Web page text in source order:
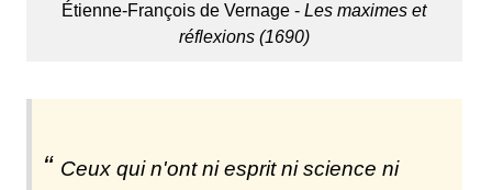
Étienne-François de Vernage -Les maximes et
réflexions (1690)
Ceux qui n'ont ni esprit ni science ni